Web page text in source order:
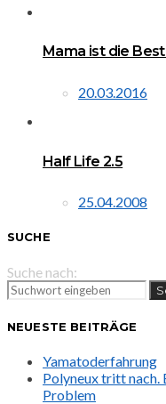
Mama ist die
20.03.2016
Half Life 2.5
25.04.2008
SUCHE
Suche nach:
NEUESTE BEITRÄGE
Yamatoderfahrung
Polyneux tritt nach.
Problem